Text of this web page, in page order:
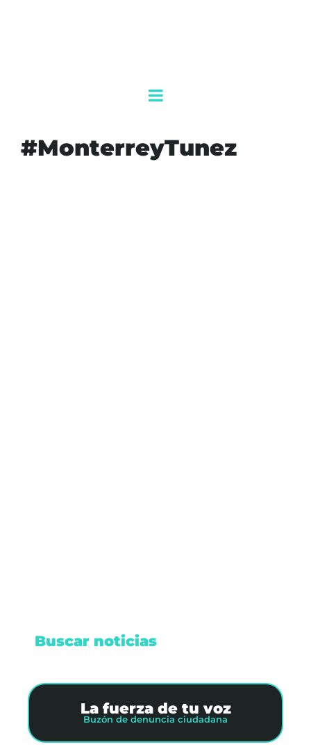
#MonterreyTunez
Buscar noticias
La fuerza de tu voz
Buzón de denuncia ciudadana